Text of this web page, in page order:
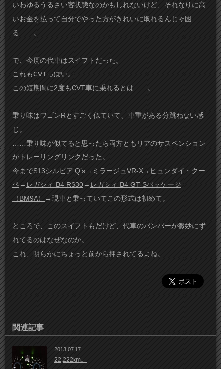
いわゆるうるさい客状態なのかもしれないけど、それなりに高
いお金を払って自分でやった方がきれいに取れるんじゃ困
る……。
で、今度の代車はスイフトだった。
これもCVTっぽい。
この短期間に2度もCVT車に乗れるとは……。
乗り味はワゴンRとすごく似ていて、車重がある分跳ねない感
じ。
……乗り味が似てると思ったら両方ともリアのサスペンション
がトレーリングリンクだった。
今までS13シルビア Q’s→ミラージュVR-X→ ヒュンダイ・クー
ペ→ レガシィ B4 RS30→ レガシィ B4 GT-Sパッケージ
（BM9A）
→現車と乗っていてこの形式は初めて。
ところで、このスイフトもだけど、代車のバンパーが微妙にず
れてるのはなぜなのか。
これ、明らかにちょっと前から押されてるよね。
関連記事
2013.07.17
22,222km。